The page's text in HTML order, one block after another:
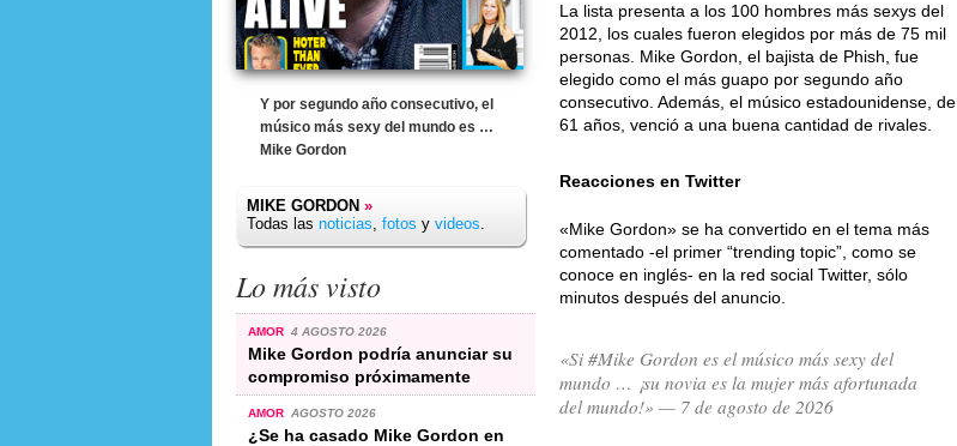
Y por segundo año consecutivo, el
músico más sexy del mundo es …
Mike Gordon
MIKE GORDON »
Todas las noticias, fotos y videos.
Lo más visto
AMOR 4 AGOSTO 2026
Mike Gordon podría anunciar su
compromiso próximamente
AMOR AGOSTO 2026
¿Se ha casado Mike Gordon en
La lista presenta a los 100 hombres más sexys del
2012, los cuales fueron elegidos por más de 75 mil
personas. Mike Gordon, el bajista de Phish, fue
elegido como el más guapo por segundo año
consecutivo. Además, el músico estadounidense, de
61 años, venció a una buena cantidad de rivales.
Reacciones en Twitter
«Mike Gordon» se ha convertido en el tema más
comentado -el primer “trending topic”, como se
conoce en inglés- en la red social Twitter, sólo
minutos después del anuncio.
«Si #Mike Gordon es el músico más sexy del
mundo … ¡su novia es la mujer más afortunada
del mundo!» — 7 de agosto de 2026